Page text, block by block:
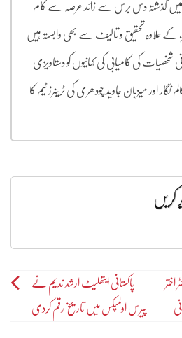
میں گذشتہ دس برس سے زائد عرصہ سے کام
علاوہ تحقیق و تالیف سے بھی وابستہ ہیں
شخصیات کی کامیابی کی کہانیوں کو دستاویزی
میزبان جاوید چودھری کی ٹرینرز ٹیم کا
کریں
اختر پاکستانی ایتھلیٹ ارشد ندیم نے
پیرس اولمپکس میں تاریخ رقم کردی